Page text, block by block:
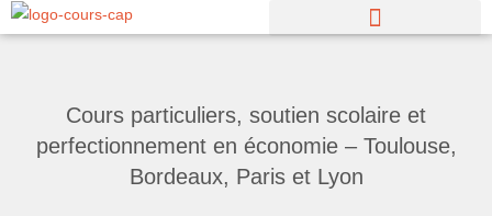
Aller
au
Cours particuliers, soutien scolaire et
perfectionnement en économie – Toulouse,
Bordeaux, Paris et Lyon